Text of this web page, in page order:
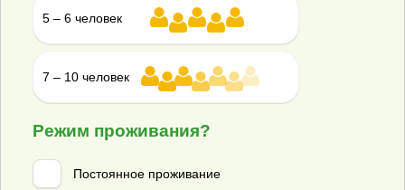
Монтажная схема ГРИНЛОС Накопительный
септик СП 3
Сертификат соответствия ТУ
стеклопластика
Протокол испытаний БиК
5 – 6 человек
7 – 10 человек
Режим проживания?
Постоянное проживание